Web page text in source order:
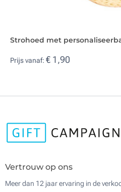
Strohoed met
Prijs vanaf: € 1,90
Vertrouw op ons
Meer dan 12 jaar ervaring in de